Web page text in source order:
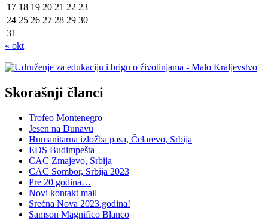
17 18 19 20 21 22 23
24 25 26 27 28 29 30
31
« okt
Skorašnji članci
Trofeo Montenegro
Jesen na Dunavu
Humanitarna izložba pasa, Čelarevo, Srbija
EDS Budimpešta
CAC Zmajevo, Srbija
CAC Sombor, Srbija 2023
Pre 20 godina…
Novi kontakt mail
Srećna Nova 2023.godina!
Samson Magnifico Blanco